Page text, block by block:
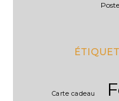
Carte cadeau